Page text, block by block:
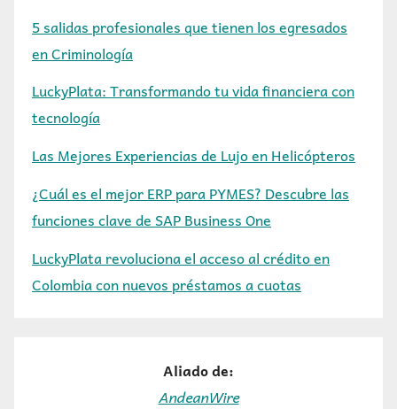
5 salidas profesionales que tienen los egresados
en Criminología
LuckyPlata: Transformando tu vida financiera con
tecnología
Las Mejores Experiencias de Lujo en Helicópteros
¿Cuál es el mejor ERP para PYMES? Descubre las
funciones clave de SAP Business One
LuckyPlata revoluciona el acceso al crédito en
Colombia con nuevos préstamos a cuotas
Aliado de:
AndeanWire